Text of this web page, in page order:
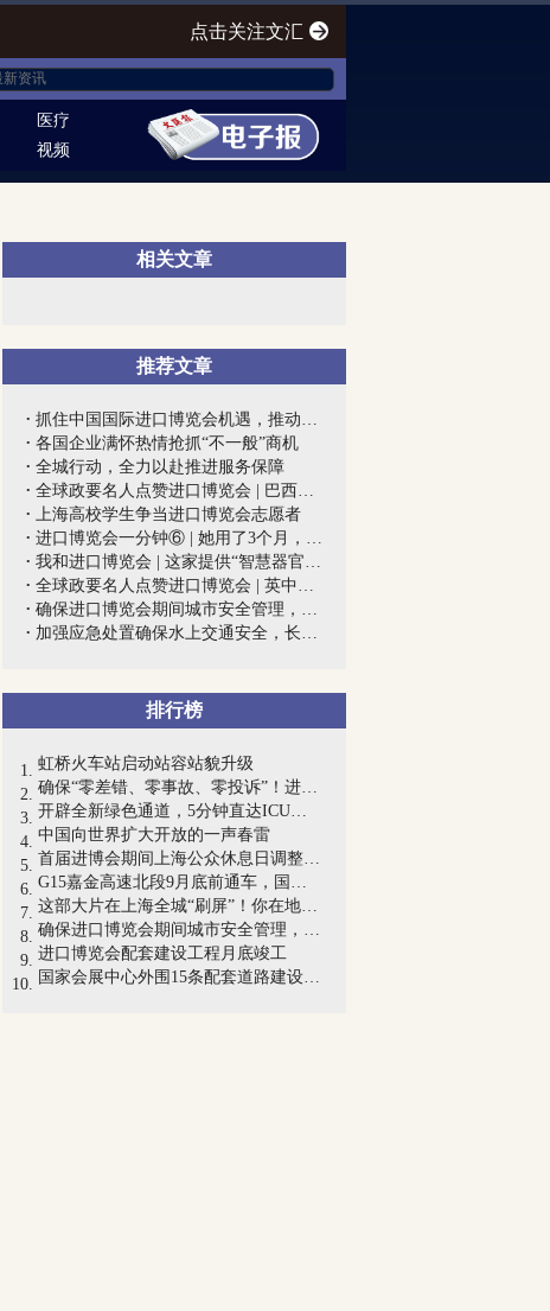
点击关注文汇
医疗
视频
相关文章
推荐文章
抓住中国国际进口博览会机遇，推动上海开...
各国企业满怀热情抢抓“不一般”商机
全城行动，全力以赴推进服务保障
全球政要名人点赞进口博览会 | 巴西圣保...
上海高校学生争当进口博览会志愿者
进口博览会一分钟⑥ | 她用了3个月，为进...
我和进口博览会 | 这家提供“智慧器官”...
全球政要名人点赞进口博览会 | 英中贸协...
确保进口博览会期间城市安全管理，市政府...
加强应急处置确保水上交通安全，长江上海...
排行榜
虹桥火车站启动站容站貌升级
确保“零差错、零事故、零投诉”！进口博...
开辟全新绿色通道，5分钟直达ICU……这家...
中国向世界扩大开放的一声春雷
首届进博会期间上海公众休息日调整安排公...
G15嘉金高速北段9月底前通车，国家会展中...
这部大片在上海全城“刷屏”！你在地铁、...
确保进口博览会期间城市安全管理，市政府...
进口博览会配套建设工程月底竣工
国家会展中心外围15条配套道路建设收尾...